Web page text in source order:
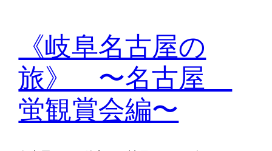
《岐阜名古屋の
旅》 〜名古屋
蛍観賞会編〜